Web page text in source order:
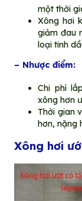
một thời
Xông hơi
giảm đau
loại tinh
– Nhược điểm:
Chi phí
xông hơn
Thời gian
hơn, nặng
Xông hơi